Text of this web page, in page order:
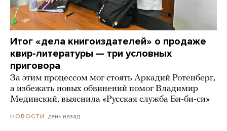
Итог «дела книгоиздателей» о продаже
квир-литературы — три условных
приговора
За этим процессом мог стоять Аркадий Ротенберг,
а избежать новых обвинений помог Владимир
Мединский, выяснила «Русская служба Би-би-си»
НОВОСТИ день назад